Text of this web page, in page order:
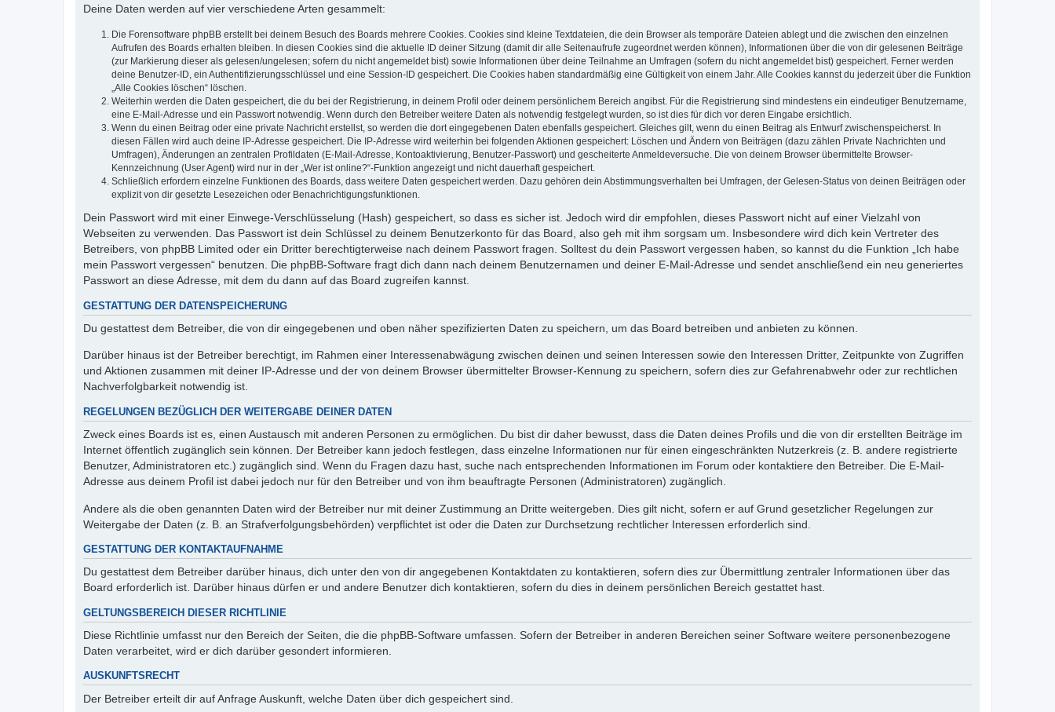
Deine Daten werden auf vier verschiedene Arten gesammelt:
Die Forensoftware phpBB erstellt bei deinem Besuch des Boards mehrere Cookies. Cookies sind kleine Textdateien, die dein Browser als temporäre Dateien ablegt und die zwischen den einzelnen
Aufrufen des Boards erhalten bleiben. In diesen Cookies sind die aktuelle ID deiner Sitzung (damit dir alle Seitenaufrufe zugeordnet werden können), Informationen über die von dir gelesenen Beiträge
(zur Markierung dieser als gelesen/ungelesen; sofern du nicht angemeldet bist) sowie Informationen über deine Teilnahme an Umfragen (sofern du nicht angemeldet bist) gespeichert. Ferner werden
deine Benutzer-ID, ein Authentifizierungsschlüssel und eine Session-ID gespeichert. Die Cookies haben standardmäßig eine Gültigkeit von einem Jahr. Alle Cookies kannst du jederzeit über die Funktion
„Alle Cookies löschen“ löschen.
Weiterhin werden die Daten gespeichert, die du bei der Registrierung, in deinem Profil oder deinem persönlichem Bereich angibst. Für die Registrierung sind mindestens ein eindeutiger Benutzername,
eine E-Mail-Adresse und ein Passwort notwendig. Wenn durch den Betreiber weitere Daten als notwendig festgelegt wurden, so ist dies für dich vor deren Eingabe ersichtlich.
Wenn du einen Beitrag oder eine private Nachricht erstellst, so werden die dort eingegebenen Daten ebenfalls gespeichert. Gleiches gilt, wenn du einen Beitrag als Entwurf zwischenspeicherst. In
diesen Fällen wird auch deine IP-Adresse gespeichert. Die IP-Adresse wird weiterhin bei folgenden Aktionen gespeichert: Löschen und Ändern von Beiträgen (dazu zählen Private Nachrichten und
Umfragen), Änderungen an zentralen Profildaten (E-Mail-Adresse, Kontoaktivierung, Benutzer-Passwort) und gescheiterte Anmeldeversuche. Die von deinem Browser übermittelte Browser-
Kennzeichnung (User Agent) wird nur in der „Wer ist online?“-Funktion angezeigt und nicht dauerhaft gespeichert.
Schließlich erfordern einzelne Funktionen des Boards, dass weitere Daten gespeichert werden. Dazu gehören dein Abstimmungsverhalten bei Umfragen, der Gelesen-Status von deinen Beiträgen oder
explizit von dir gesetzte Lesezeichen oder Benachrichtigungsfunktionen.
Dein Passwort wird mit einer Einwege-Verschlüsselung (Hash) gespeichert, so dass es sicher ist. Jedoch wird dir empfohlen, dieses Passwort nicht auf einer Vielzahl von
Webseiten zu verwenden. Das Passwort ist dein Schlüssel zu deinem Benutzerkonto für das Board, also geh mit ihm sorgsam um. Insbesondere wird dich kein Vertreter des
Betreibers, von phpBB Limited oder ein Dritter berechtigterweise nach deinem Passwort fragen. Solltest du dein Passwort vergessen haben, so kannst du die Funktion „Ich habe
mein Passwort vergessen“ benutzen. Die phpBB-Software fragt dich dann nach deinem Benutzernamen und deiner E-Mail-Adresse und sendet anschließend ein neu generiertes
Passwort an diese Adresse, mit dem du dann auf das Board zugreifen kannst.
GESTATTUNG DER DATENSPEICHERUNG
Du gestattest dem Betreiber, die von dir eingegebenen und oben näher spezifizierten Daten zu speichern, um das Board betreiben und anbieten zu können.
Darüber hinaus ist der Betreiber berechtigt, im Rahmen einer Interessenabwägung zwischen deinen und seinen Interessen sowie den Interessen Dritter, Zeitpunkte von Zugriffen
und Aktionen zusammen mit deiner IP-Adresse und der von deinem Browser übermittelter Browser-Kennung zu speichern, sofern dies zur Gefahrenabwehr oder zur rechtlichen
Nachverfolgbarkeit notwendig ist.
REGELUNGEN BEZÜGLICH DER WEITERGABE DEINER DATEN
Zweck eines Boards ist es, einen Austausch mit anderen Personen zu ermöglichen. Du bist dir daher bewusst, dass die Daten deines Profils und die von dir erstellten Beiträge im
Internet öffentlich zugänglich sein können. Der Betreiber kann jedoch festlegen, dass einzelne Informationen nur für einen eingeschränkten Nutzerkreis (z. B. andere registrierte
Benutzer, Administratoren etc.) zugänglich sind. Wenn du Fragen dazu hast, suche nach entsprechenden Informationen im Forum oder kontaktiere den Betreiber. Die E-Mail-
Adresse aus deinem Profil ist dabei jedoch nur für den Betreiber und von ihm beauftragte Personen (Administratoren) zugänglich.
Andere als die oben genannten Daten wird der Betreiber nur mit deiner Zustimmung an Dritte weitergeben. Dies gilt nicht, sofern er auf Grund gesetzlicher Regelungen zur
Weitergabe der Daten (z. B. an Strafverfolgungsbehörden) verpflichtet ist oder die Daten zur Durchsetzung rechtlicher Interessen erforderlich sind.
GESTATTUNG DER KONTAKTAUFNAHME
Du gestattest dem Betreiber darüber hinaus, dich unter den von dir angegebenen Kontaktdaten zu kontaktieren, sofern dies zur Übermittlung zentraler Informationen über das
Board erforderlich ist. Darüber hinaus dürfen er und andere Benutzer dich kontaktieren, sofern du dies in deinem persönlichen Bereich gestattet hast.
GELTUNGSBEREICH DIESER RICHTLINIE
Diese Richtlinie umfasst nur den Bereich der Seiten, die die phpBB-Software umfassen. Sofern der Betreiber in anderen Bereichen seiner Software weitere personenbezogene
Daten verarbeitet, wird er dich darüber gesondert informieren.
AUSKUNFTSRECHT
Der Betreiber erteilt dir auf Anfrage Auskunft, welche Daten über dich gespeichert sind.